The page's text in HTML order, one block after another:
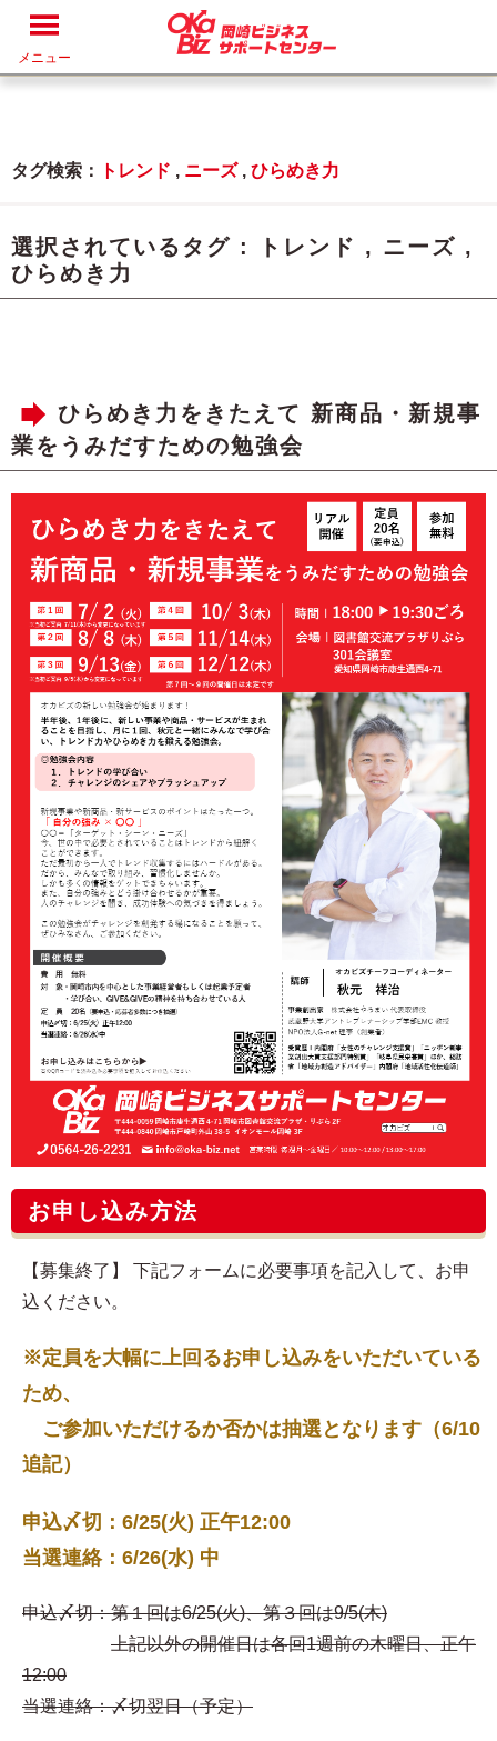
メニュー
タグ検索： トレンド , ニーズ, ひらめき力
選択されているタグ : トレンド , ニーズ ,
ひらめき力
ひらめき力をきたえて 新商品・新規事
業をうみだすための勉強会
お申し込み方法
【募集終了】 下記フォームに必要事項を記入して、お申
込ください。
※定員を大幅に上回るお申し込みをいただいている
ため、
ご参加いただけるか否かは抽選となります（6/10
追記）
申込〆切：6/25(火) 正午12:00
当選連絡：6/26(水) 中
申込〆切：第１回は6/25(火)、第３回は9/5(木)
上記以外の開催日は各回1週前の木曜日、正午
12:00
当選連絡：〆切翌日（予定）